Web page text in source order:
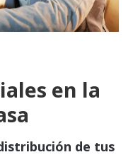
en la
de tus